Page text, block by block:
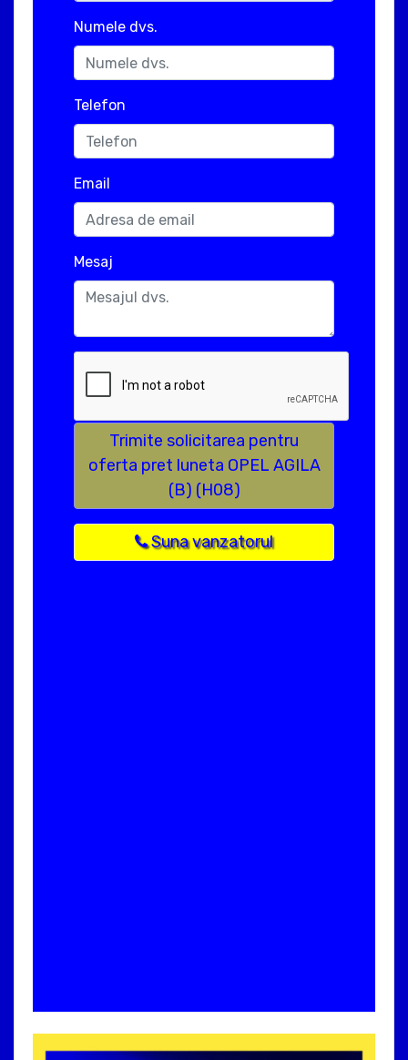
Numele dvs.
Telefon
Email
Mesaj
Trimite solicitarea pentru
oferta pret luneta OPEL AGILA
(B) (H08)
Suna vanzatorul